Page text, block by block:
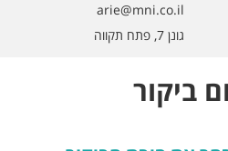
arie@mni.co.il
גונן 7, פתח תקווה
ביקור